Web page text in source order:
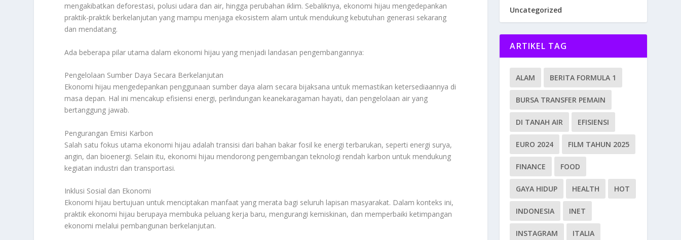
mengakibatkan deforestasi, polusi udara dan air, hingga perubahan iklim. Sebaliknya, ekonomi hijau mengedepankan
praktik-praktik berkelanjutan yang mampu menjaga ekosistem alam untuk mendukung kebutuhan generasi sekarang
dan mendatang.
Ada beberapa pilar utama dalam ekonomi hijau yang menjadi landasan pengembangannya:
Pengelolaan Sumber Daya Secara Berkelanjutan
Ekonomi hijau mengedepankan penggunaan sumber daya alam secara bijaksana untuk memastikan ketersediaannya di
masa depan. Hal ini mencakup efisiensi energi, perlindungan keanekaragaman hayati, dan pengelolaan air yang
bertanggung jawab.
Pengurangan Emisi Karbon
Salah satu fokus utama ekonomi hijau adalah transisi dari bahan bakar fosil ke energi terbarukan, seperti energi surya,
angin, dan bioenergi. Selain itu, ekonomi hijau mendorong pengembangan teknologi rendah karbon untuk mendukung
kegiatan industri dan transportasi.
Inklusi Sosial dan Ekonomi
Ekonomi hijau bertujuan untuk menciptakan manfaat yang merata bagi seluruh lapisan masyarakat. Dalam konteks ini,
praktik ekonomi hijau berupaya membuka peluang kerja baru, mengurangi kemiskinan, dan memperbaiki ketimpangan
ekonomi melalui pembangunan berkelanjutan.
Uncategorized
ARTIKEL TAG
ALAM BERITA FORMULA 1
BURSA TRANSFER PEMAIN
DI TANAH AIR EFISIENSI
EURO 2024 FILM TAHUN 2025
FINANCE FOOD
GAYA HIDUP HEALTH HOT
INDONESIA INET
INSTAGRAM ITALIA